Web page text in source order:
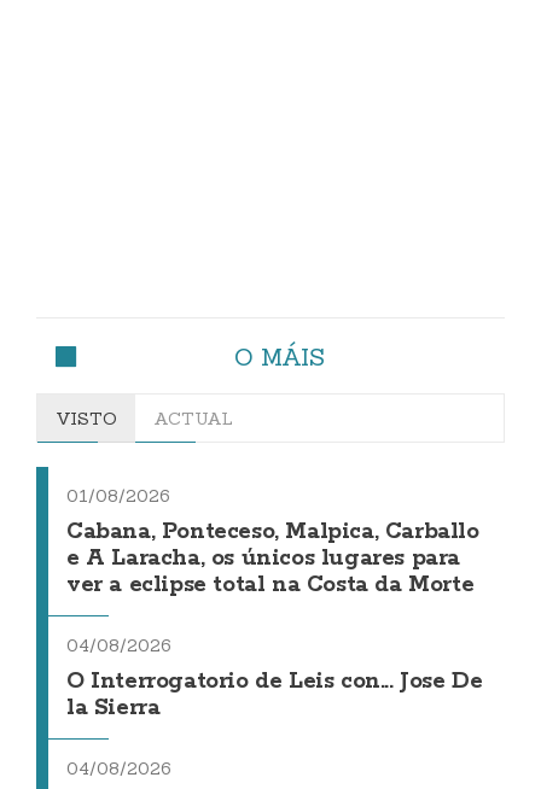
O MÁIS
VISTO ACTUAL
01/08/2026
Cabana, Ponteceso, Malpica, Carballo
e A Laracha, os únicos lugares para
ver a eclipse total na Costa da Morte
04/08/2026
O Interrogatorio de Leis con... Jose De
la Sierra
04/08/2026